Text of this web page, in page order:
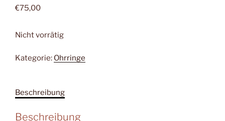
€75,00
Nicht vorrätig
Kategorie: Ohrringe
Beschreibung
Beschreibung